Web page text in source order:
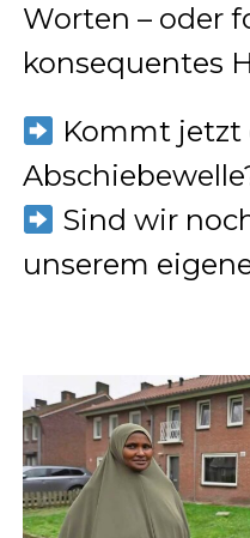
Worten – oder
konsequentes
Kommt jetzt
Sind wir
unserem